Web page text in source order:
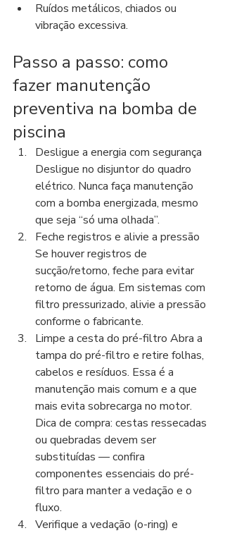
Ruídos metálicos, chiados ou
vibração excessiva.
Passo a passo: como
fazer manutenção
preventiva na bomba de
piscina
Desligue a energia com segurança
Desligue no disjuntor do quadro
elétrico. Nunca faça manutenção
com a bomba energizada, mesmo
que seja “só uma olhada”.
Feche registros e alivie a pressão
Se houver registros de
sucção/retorno, feche para evitar
retorno de água. Em sistemas com
filtro pressurizado, alivie a pressão
conforme o fabricante.
Limpe a cesta do pré-filtro Abra a
tampa do pré-filtro e retire folhas,
cabelos e resíduos. Essa é a
manutenção mais comum e a que
mais evita sobrecarga no motor.
Dica de compra: cestas ressecadas
ou quebradas devem ser
substituídas — confira
componentes essenciais do pré-
filtro para manter a vedação e o
fluxo.
Verifique a vedação (o-ring) e